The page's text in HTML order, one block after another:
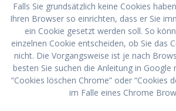
Falls Sie grundsätzlich keine Cookies
Ihren Browser so einrichten, dass er Sie
ein Cookie gesetzt werden soll. So
einzelnen Cookie entscheiden, ob Sie das
nicht. Die Vorgangsweise ist je nach
besten Sie suchen die Anleitung in Google
“Cookies löschen Chrome” oder “Cookies
im Falle eines Chrome